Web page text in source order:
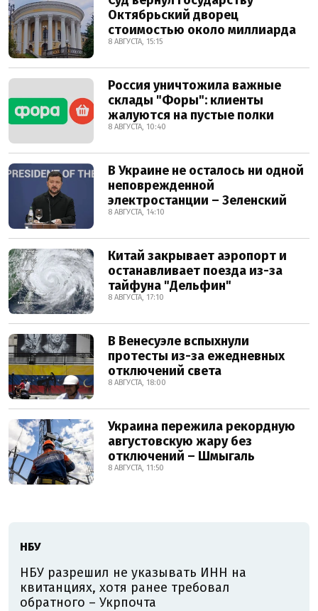
Октябрьский дворец
стоимостью около миллиарда
8 АВГУСТА, 15:15
Россия уничтожила важные
склады "Форы": клиенты
жалуются на пустые полки
8 АВГУСТА, 10:40
В Украине не осталось ни одной
неповрежденной
электростанции – Зеленский
8 АВГУСТА, 14:10
Китай закрывает аэропорт и
останавливает поезда из-за
тайфуна "Дельфин"
8 АВГУСТА, 17:10
В Венесуэле вспыхнули
протесты из-за ежедневных
отключений света
8 АВГУСТА, 18:00
Украина пережила рекордную
августовскую жару без
отключений – Шмыгаль
8 АВГУСТА, 11:50
НБУ
НБУ разрешил не указывать ИНН на
квитанциях, хотя ранее требовал
обратного – Укрпочта